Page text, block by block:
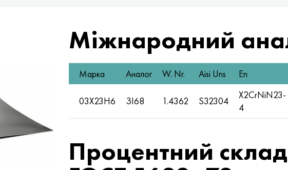
Міжнародний
Марка Аналог W. Nr. Aisi Uns En
03Х23Н6 ЗІ68 1.4362 S32304
X2CrNiN23-
4
Процентний